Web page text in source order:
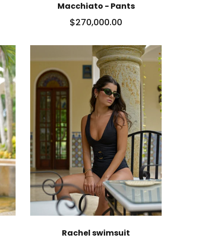
Macchiato - Pants
$270,000.00
Rachel swimsuit